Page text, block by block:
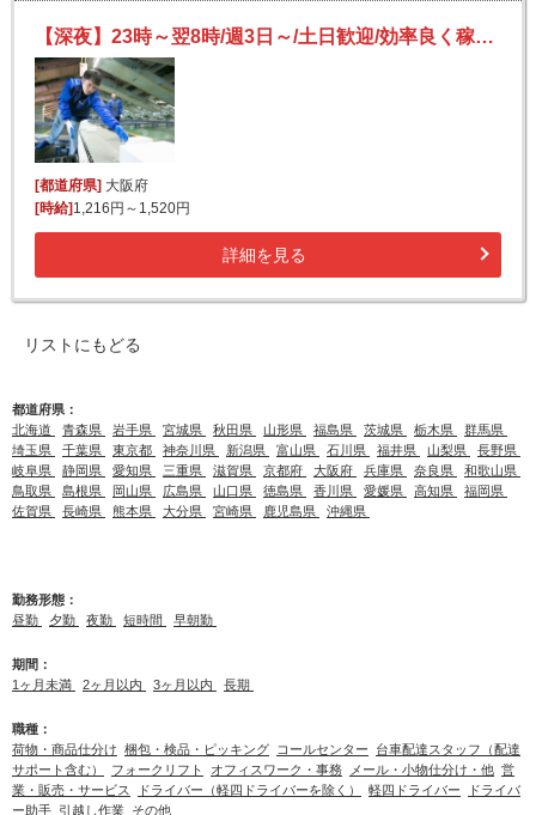
【深夜】23時～翌8時/週3日～/土日歓迎/効率良く稼げる/日払いOK(規定有)/フリーター活躍中/未経験歓迎
[都道府県] 大阪府
[時給] 1,216円～1,520円
詳細を見る
リストにもどる
都道府県：
北海道
青森県 岩手県 宮城県 秋田県 山形県 福島県 茨城県 栃木県
群馬県
埼玉県
千葉県 東京都 神奈川県 新潟県 富山県 石川県 福井県 山梨県
長野県
岐阜県
静岡県 愛知県 三重県 滋賀県 京都府 大阪府 兵庫県 奈良県
和歌山県
鳥取県
島根県 岡山県 広島県 山口県 徳島県 香川県 愛媛県 高知県
福岡県
佐賀県
長崎県 熊本県 大分県 宮崎県 鹿児島県 沖縄県
勤務形態：
昼勤
夕勤 夜勤 短時間 早朝勤
期間：
1ヶ月未満
2ヶ月以内 3ヶ月以内 長期
職種：
荷物・商品仕分け 梱包・検品・ピッキング コールセンター
台車配達スタッフ（配達
サポート含む）
フォークリフト オフィスワーク・事務 メール・小物仕分け・他 営
業・販売・サービス
ドライバー（軽四ドライバーを除く） 軽四ドライバー
ドライバ
ー助手 引越し作業 その他